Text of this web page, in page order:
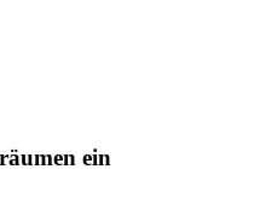
ein